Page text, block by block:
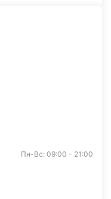
Пн-Вс: 09:00 - 21:00